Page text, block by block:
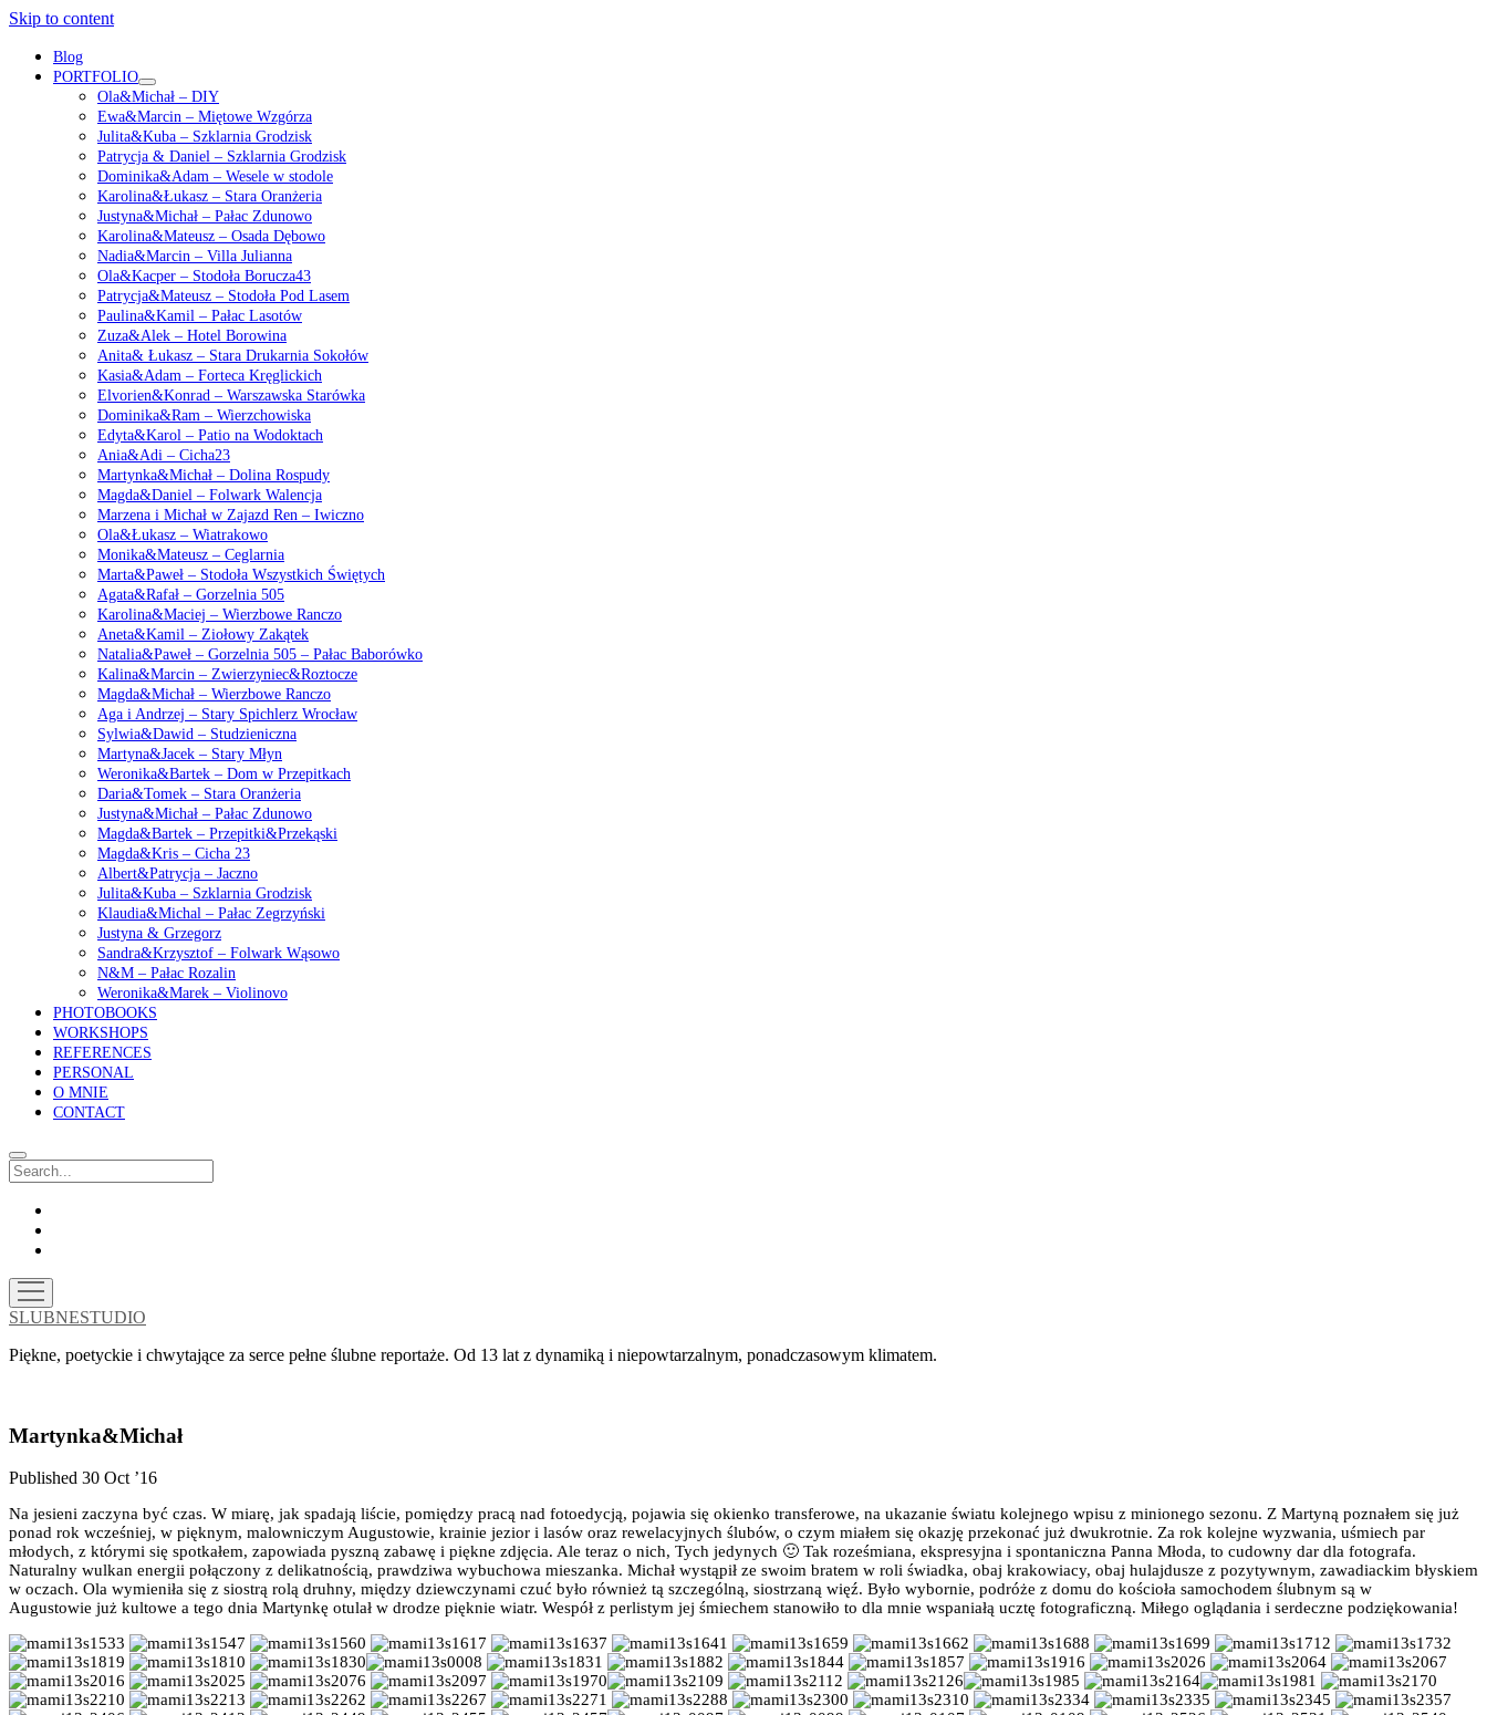
Skip to content
Blog
PORTFOLIO
open
menu
Ola&Michał – DIY
Ewa&Marcin – Miętowe Wzgórza
Julita&Kuba – Szklarnia Grodzisk
Patrycja & Daniel – Szklarnia Grodzisk
Dominika&Adam – Wesele w stodole
Karolina&Łukasz – Stara Oranżeria
Justyna&Michał – Pałac Zdunowo
Karolina&Mateusz – Osada Dębowo
Nadia&Marcin – Villa Julianna
Ola&Kacper – Stodoła Borucza43
Patrycja&Mateusz – Stodoła Pod Lasem
Paulina&Kamil – Pałac Lasotów
Zuza&Alek – Hotel Borowina
Anita& Łukasz – Stara Drukarnia Sokołów
Kasia&Adam – Forteca Kręglickich
Elvorien&Konrad – Warszawska Starówka
Dominika&Ram – Wierzchowiska
Edyta&Karol – Patio na Wodoktach
Ania&Adi – Cicha23
Martynka&Michał – Dolina Rospudy
Magda&Daniel – Folwark Walencja
Marzena i Michał w Zajazd Ren – Iwiczno
Ola&Łukasz – Wiatrakowo
Monika&Mateusz – Ceglarnia
Marta&Paweł – Stodoła Wszystkich Świętych
Agata&Rafał – Gorzelnia 505
Karolina&Maciej – Wierzbowe Ranczo
Aneta&Kamil – Ziołowy Zakątek
Natalia&Paweł – Gorzelnia 505 – Pałac Baborówko
Kalina&Marcin – Zwierzyniec&Roztocze
Magda&Michał – Wierzbowe Ranczo
Aga i Andrzej – Stary Spichlerz Wrocław
Sylwia&Dawid – Studzieniczna
Martyna&Jacek – Stary Młyn
Weronika&Bartek – Dom w Przepitkach
Daria&Tomek – Stara Oranżeria
Justyna&Michał – Pałac Zdunowo
Magda&Bartek – Przepitki&Przekąski
Magda&Kris – Cicha 23
Albert&Patrycja – Jaczno
Julita&Kuba – Szklarnia Grodzisk
Klaudia&Michal – Pałac Zegrzyński
Justyna & Grzegorz
Sandra&Krzysztof – Folwark Wąsowo
N&M – Pałac Rozalin
Weronika&Marek – Violinovo
PHOTOBOOKS
WORKSHOPS
REFERENCES
PERSONAL
O MNIE
CONTACT
Search
open
menu
SLUBNESTUDIO
Piękne, poetyckie i chwytające za serce pełne ślubne reportaże. Od 13 lat z dynamiką i niepowtarzalnym, ponadczasowym klimatem.
Martynka&Michał
Published 30 Oct ’16
Na jesieni zaczyna być czas. W miarę, jak spadają liście, pomiędzy pracą nad fotoedycją, pojawia się okienko transferowe, na ukazanie światu kolejnego wpisu z minionego sezonu. Z Martyną poznałem się już
ponad rok wcześniej, w pięknym, malowniczym Augustowie, krainie jezior i lasów oraz rewelacyjnych ślubów, o czym miałem się okazję przekonać już dwukrotnie. Za rok kolejne wyzwania, uśmiech par
młodych, z którymi się spotkałem, zapowiada pyszną zabawę i piękne zdjęcia. Ale teraz o nich, Tych jedynych 🙂 Tak roześmiana, ekspresyjna i spontaniczna Panna Młoda, to cudowny dar dla fotografa.
Naturalny wulkan energii połączony z delikatnością, prawdziwa wybuchowa mieszanka. Michał wystąpił ze swoim bratem w roli świadka, obaj krakowiacy, obaj hulajdusze z pozytywnym, zawadiackim błyskiem
w oczach. Ola wymieniła się z siostrą rolą druhny, między dziewczynami czuć było również tą szczególną, siostrzaną więź. Było wybornie, podróże z domu do kościoła samochodem ślubnym są w
Augustowie już kultowe a tego dnia Martynkę otulał w drodze pięknie wiatr. Wespół z perlistym jej śmiechem stanowiło to dla mnie wspaniałą ucztę fotograficzną. Miłego oglądania i serdeczne podziękowania!